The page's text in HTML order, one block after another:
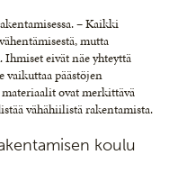
– Kaikki
mutta
Ihmiset eivät näe yhteyttä
vaikuttaa päästöjen
ovat merkittävä
vähähiilistä rakentamista.
koulu